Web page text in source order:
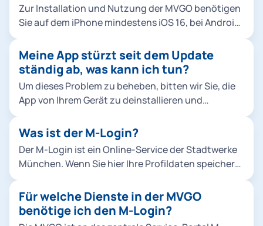
Zur Installation und Nutzung der MVGO benötigen
Sie auf dem iPhone mindestens iOS 16, bei Android
Meine App stürzt seit dem Update
ständig ab, was kann ich tun?
Um dieses Problem zu beheben, bitten wir Sie, die
App von Ihrem Gerät zu deinstallieren und
für die Unannehmlichkeiten entschuldigen.
Was ist der M-Login?
Der M-Login ist ein Online-Service der Stadtwerke
München. Wenn Sie hier Ihre Profildaten speichern,
Angebote in und um München nutzen. Dazu zählen
u. a. die Apps MVGO und HandyParken München.
Ihr Vorteil: Sie müssen sich nicht mehr bei
Für welche Dienste in der MVGO
benötige ich den M-Login?